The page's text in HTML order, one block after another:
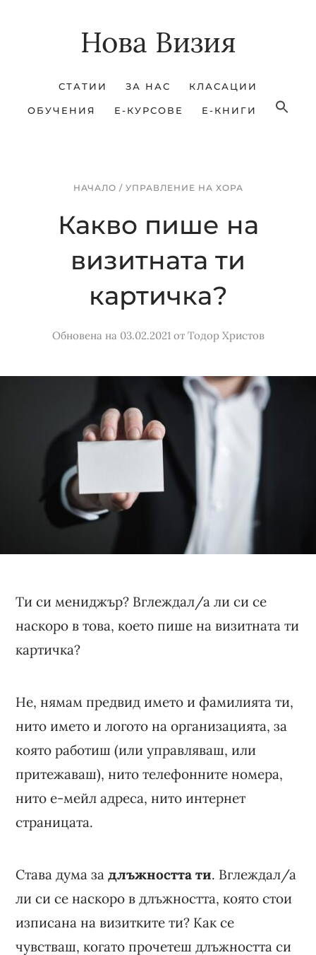
Нова Визия
СТАТИИ ЗА НАС КЛАСАЦИИ
ОБУЧЕНИЯ Е-КУРСОВЕ Е-КНИГИ
НАЧАЛО / УПРАВЛЕНИЕ НА ХОРА
Какво пише на
визитната ти
картичка?
Обновена на 03.02.2021от Тодор Христов
Ти си мениджър? Вглеждал/а ли си се
наскоро в това, което пише на визитната ти
картичка?
Не, нямам предвид името и фамилията ти,
нито името и логото на организацията, за
която работиш (или управляваш, или
притежаваш), нито телефонните номера,
нито е-мейл адреса, нито интернет
страницата.
Става дума задлъжността ти. Вглеждал/а
ли си се наскоро в длъжността, която стои
изписана на визитките ти? Как се
чувстваш, когато прочетеш длъжността си